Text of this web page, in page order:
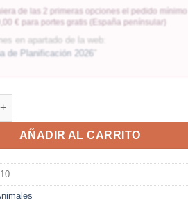
de las 2 primeras opciones el pedido mínimo
€ para portes gratis (España penínsular)
en apartado de la web:
de Planificación 2026 "
AÑADIR AL CARRITO